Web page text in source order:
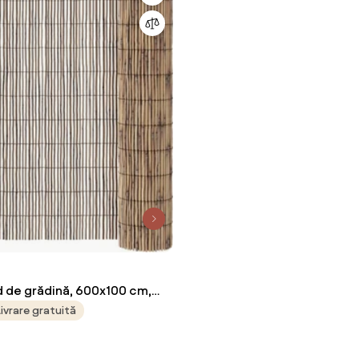
de grădină, 600x100 cm,
gratuită